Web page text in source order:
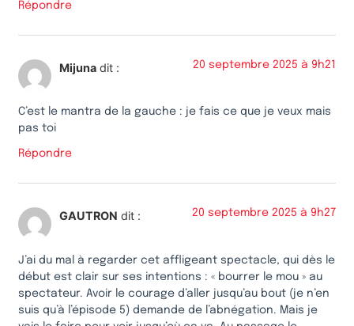
Répondre
Mijuna dit : 20 septembre 2025 à 9h21
C’est le mantra de la gauche : je fais ce que je veux mais
pas toi
Répondre
GAUTRON dit : 20 septembre 2025 à 9h27
J’ai du mal à regarder cet affligeant spectacle, qui dès le
début est clair sur ses intentions : « bourrer le mou » au
spectateur. Avoir le courage d’aller jusqu’au bout (je n’en
suis qu’à l’épisode 5) demande de l’abnégation. Mais je